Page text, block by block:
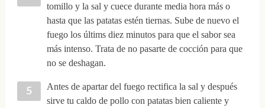
tomillo y la sal y cuece durante media hora más o
hasta que las patatas estén tiernas. Sube de nuevo el
fuego los últims diez minutos para que el sabor sea
más intenso. Trata de no pasarte de cocción para que
no se deshagan.
Antes de apartar del fuego rectifica la sal y después
sirve tu caldo de pollo con patatas bien caliente y